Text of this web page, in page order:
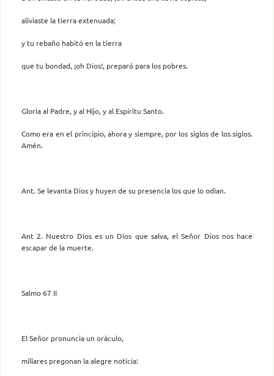
aliviaste la tierra extenuada;
y tu rebaño habitó en la tierra
que tu bondad, ¡oh Dios!, preparó para los pobres.
Gloria al Padre, y al Hijo, y al Espíritu Santo.
Como era en el principio, ahora y siempre, por los siglos de los siglos.
Amén.
Ant. Se levanta Dios y huyen de su presencia los que lo odian.
Ant 2. Nuestro Dios es un Dios que salva, el Señor Dios nos hace
escapar de la muerte.
Salmo 67 II
El Señor pronuncia un oráculo,
millares pregonan la alegre noticia: